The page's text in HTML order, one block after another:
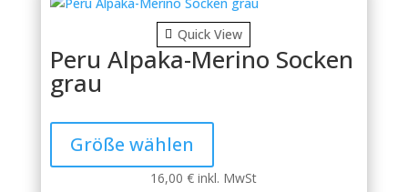
Quick View
Peru Alpaka-Merino Socken
grau
Größe wählen
mehrere
16,00€ inkl. MwSt